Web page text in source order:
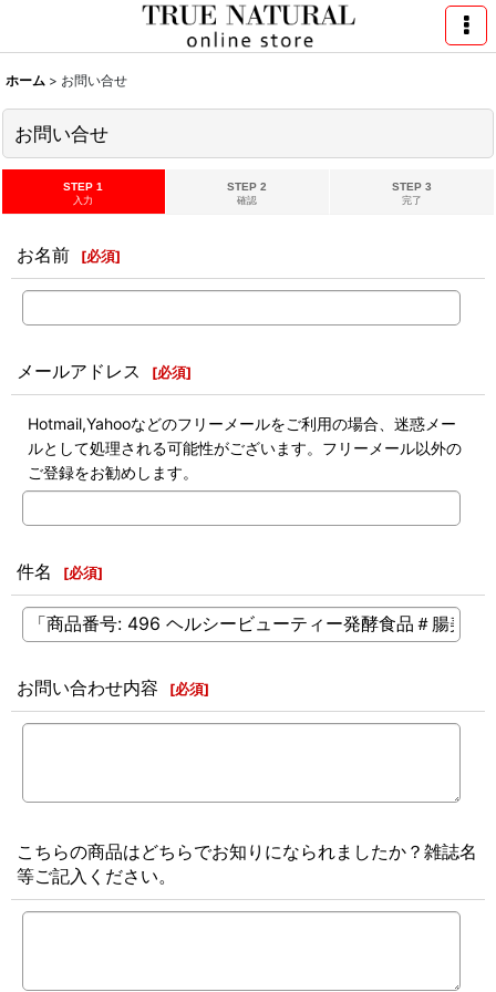
ホーム > お問い合せ
お問い合せ
STEP 1
入力
STEP 2
確認
STEP 3
完了
お名前 [必須]
メールアドレス [必須]
Hotmail,Yahooなどのフリーメールをご利用の場合、迷惑メー
ルとして処理される可能性がございます。フリーメール以外の
ご登録をお勧めします。
件名 [必須]
お問い合わせ内容 [必須]
こちらの商品はどちらでお知りになられましたか？雑誌名
等ご記入ください。